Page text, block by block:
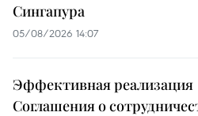
Сингапура
05/08/2026 14:07
Эффективная реализация
Соглашения о